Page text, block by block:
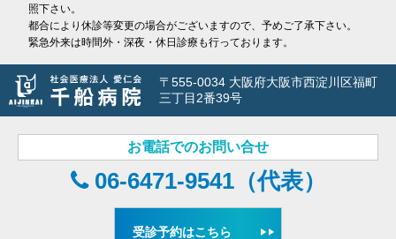
照下さい。
都合により休診等変更の場合がございますので、予めご了承下さい。
緊急外来は時間外・深夜・休日診療も行っております。
〒555-0034 大阪府大阪市西淀川区福町
三丁目2番39号
お電話でのお問い合せ
06-6471-9541（代表）
受診予約はこちら